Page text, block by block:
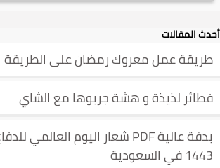
أحدث المقالات
طريقة عمل معروك رمضان على الطريقة
فطائر لذيذة و هشة جربوها مع الشاي
1443 في السعودية